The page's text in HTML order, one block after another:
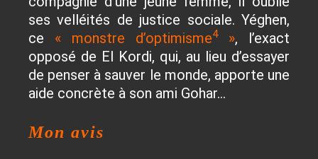
ses velléités de justice sociale. Yéghen,
ce « monstre d’optimisme4», l’exact
opposé de El Kordi, qui, au lieu d’essayer
de penser à sauver le monde, apporte une
aide concrète à son ami Gohar…
Mon avis